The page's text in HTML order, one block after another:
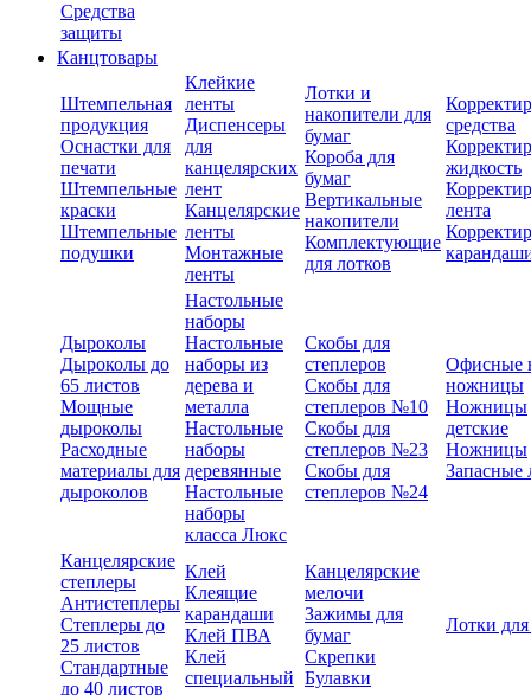
Средства
защиты
Канцтовары
Штемпельная
продукция
Оснастки для
печати
Штемпельные
краски
Штемпельные
подушки
Клейкие
ленты
Диспенсеры
для
канцелярских
лент
Канцелярские
ленты
Монтажные
ленты
Лотки и
накопители для
бумаг
Короба для
бумаг
Вертикальные
накопители
Комплектующие
для лотков
средства
жидкость
лента
Дыроколы
Дыроколы до
65 листов
Мощные
дыроколы
Расходные
материалы для
дыроколов
Настольные
наборы
Настольные
наборы из
дерева и
металла
Настольные
наборы
деревянные
Настольные
наборы
класса Люкс
Скобы для
степлеров
Скобы для
степлеров №10
Скобы для
степлеров №23
Скобы для
степлеров №24
Офисные
ножницы
Ножницы
детские
Ножницы
Запасные
Канцелярские
степлеры
Антистеплеры
Степлеры до
25 листов
Стандартные
до 40 листов
Клей
Клеящие
карандаши
Клей ПВА
Клей
специальный
Канцелярские
мелочи
Зажимы для
бумаг
Скрепки
Булавки
Лотки